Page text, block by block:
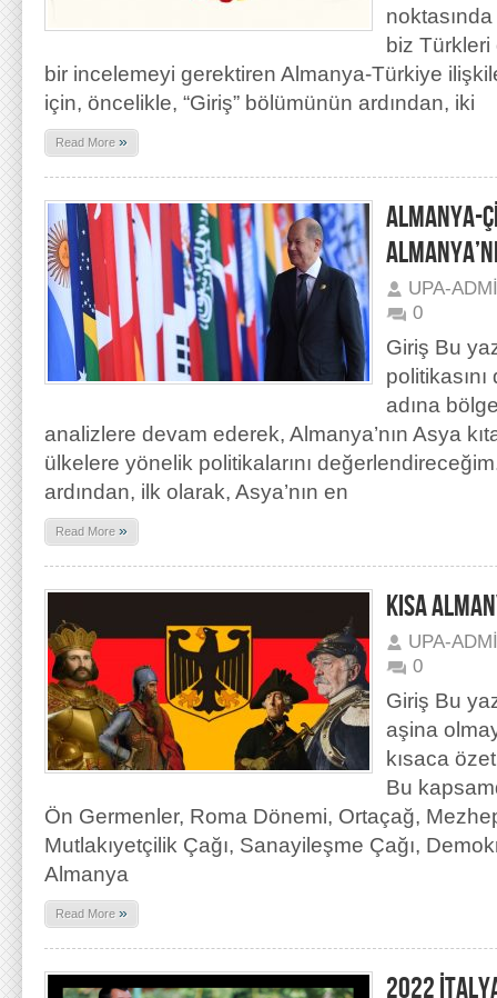
biz Türkleri
bir incelemeyi gerektiren Almanya-Türkiye
için, öncelikle, “Giriş” bölümünün ardından, iki
Read More »
ALMANYA-
UPA-
0
Giriş Bu
adına
analizlere devam ederek, Almanya’nın Asya
ülkelere yönelik politikalarını
ardından, ilk olarak, Asya’nın en
Read More »
KISA
UPA-
0
Giriş Bu
aşina
kısaca
Bu
Ön Germenler, Roma Dönemi, Ortaçağ,
Mutlakıyetçilik Çağı, Sanayileşme Çağı,
Almanya
Read More »
2022